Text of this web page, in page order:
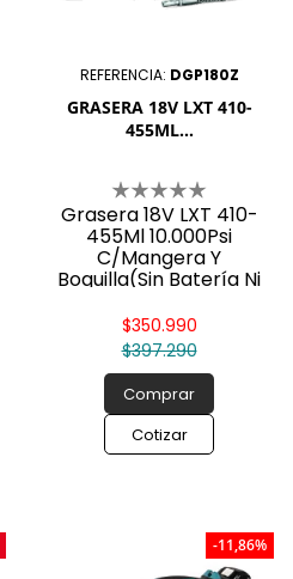
REFERENCIA: DGP180Z
GRASERA 18V LXT 410-
455ML...
Grasera 18V LXT 410-
455Ml 10.000Psi
C/Mangera Y
Boquilla(Sin Batería Ni
Makita
$397.290
$350.990
Comprar
Cotizar
-11,86%